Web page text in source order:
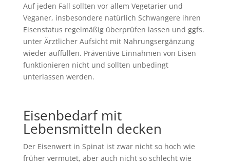
Auf jeden Fall sollten vor allem Vegetarier und
Veganer, insbesondere natürlich Schwangere ihren
Eisenstatus regelmäßig überprüfen lassen und ggfs.
unter Ärztlicher Aufsicht mit Nahrungsergänzung
wieder auffüllen. Präventive Einnahmen von Eisen
funktionieren nicht und sollten unbedingt
unterlassen werden.
Eisenbedarf mit
Lebensmitteln decken
Der Eisenwert in Spinat ist zwar nicht so hoch wie
früher vermutet, aber auch nicht so schlecht wie